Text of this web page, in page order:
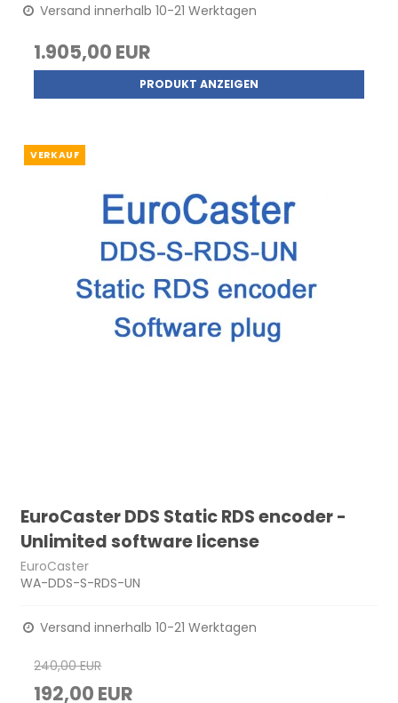
Versand innerhalb 10-21 Werktagen
1.905,00 EUR
PRODUKT ANZEIGEN
VERKAUF
EuroCaster DDS Static RDS encoder -
Unlimited software license
EuroCaster
WA-DDS-S-RDS-UN
Versand innerhalb 10-21 Werktagen
240,00 EUR
192,00 EUR